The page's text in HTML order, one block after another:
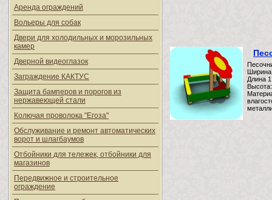
Аренда ограждений
Вольеры для собак
Двери для холодильных и морозильных
камер
Дверной видеоглазок
Заграждение КАКТУС
Защита бамперов и порогов из
нержавеющей стали
Колючая проволока "Егоза"
Обслуживание и ремонт автоматических
ворот и шлагбаумов
Отбойники для тележек, отбойники для
магазинов
Передвижное и строительное
ограждение
Длина